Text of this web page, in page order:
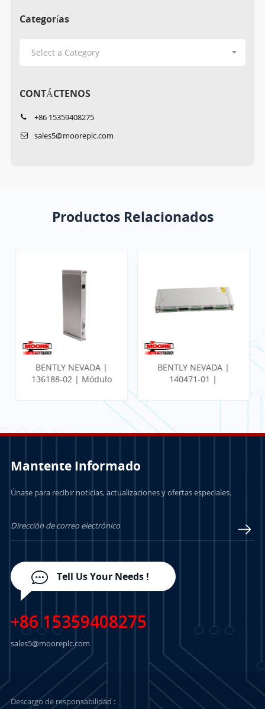
Categorías
CONTÁCTENOS
+86 15359408275
sales5@mooreplc.com
Productos Relacionados
BENTLY NEVADA |
136188-02 | Módulo
puerta de enlace de
BENTLY NEVADA |
140471-01 |
PROXIMITO CON
Mantente Informado
Únase para recibir noticias, actualizaciones y ofertas especiales.
Tell Us Your Needs !
+86 15359408275
sales5@mooreplc.com
Descargo de responsabilidad :